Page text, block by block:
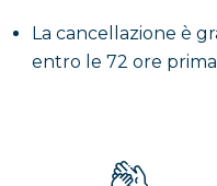
La cancellazione è
entro le 72 ore